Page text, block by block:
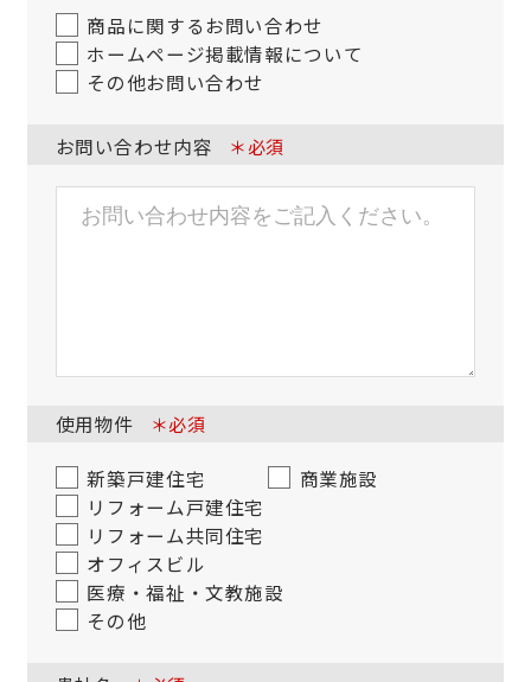
商品に関するお問い合わせ
ホームページ掲載情報について
その他お問い合わせ
お問い合わせ内容 ＊必須
使用物件 ＊必須
新築戸建住宅
商業施設
リフォーム戸建住宅
リフォーム共同住宅
オフィスビル
医療・福祉・文教施設
その他